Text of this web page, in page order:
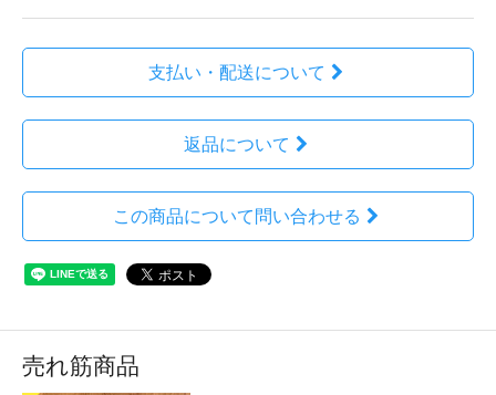
支払い・配送について
返品について
この商品について問い合わせる
売れ筋商品